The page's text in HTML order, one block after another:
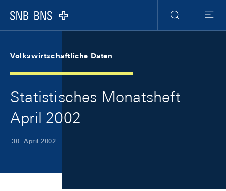
Logo
Suche
Menu
Volkswirtschaftliche Daten
Statistisches Monatsheft
April 2002
30. April 2002